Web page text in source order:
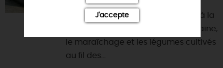
Visites et activités pédagogiques à la
ferme. Découvrez l'agriculture urbaine,
le maraîchage et les légumes cultivés
au fil des...
J'accepte